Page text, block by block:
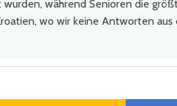
während Senioren die
wo wir keine Antworten aus